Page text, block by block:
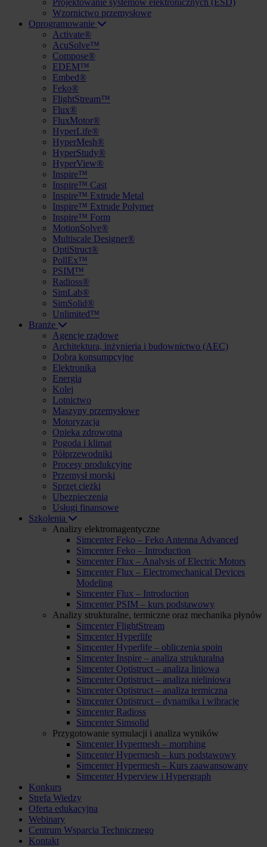
Projektowanie systemów elektronicznych (ESD)
Wzornictwo przemysłowe
Oprogramowanie
Activate®
AcuSolve™
Compose®
EDEM™
Embed®
Feko®
FlightStream™
Flux®
FluxMotor®
HyperLife®
HyperMesh®
HyperStudy®
HyperView®
Inspire™
Inspire™ Cast
Inspire™ Extrude Metal
Inspire™ Extrude Polymer
Inspire™ Form
MotionSolve®
Multiscale Designer®
OptiStruct®
PollEx™
PSIM™
Radioss®
SimLab®
SimSolid®
Unlimited™
Branże
Agencje rządowe
Architektura, inżynieria i budownictwo (AEC)
Dobra konsumpcyjne
Elektronika
Energia
Kolej
Lotnictwo
Maszyny przemysłowe
Motoryzacja
Opieka zdrowotna
Pogoda i klimat
Półprzewodniki
Procesy produkcyjne
Przemysł morski
Sprzęt ciężki
Ubezpieczenia
Usługi finansowe
Szkolenia
Analizy elektromagentyczne
Simcenter Feko – Feko Antenna Advanced
Simcenter Feko – Introduction
Simcenter Flux – Analysis of Electric Motors
Simcenter Flux – Electromechanical Devices
Modeling
Simcenter Flux – Introduction
Simcenter PSIM – kurs podstawowy
Analizy strukturalne, termiczne oraz mechanika płynów
Simcenter FlightStream
Simcenter Hyperlife
Simcenter Hyperlife – obliczenia spoin
Simcenter Inspire – analiza strukturalna
Simcenter Optistruct – analiza liniowa
Simcenter Optistruct – analiza nieliniowa
Simcenter Optistruct – analiza termiczna
Simcenter Optistruct – dynamika i wibracje
Simcenter Radioss
Simcenter Simsolid
Przygotowanie symulacji i analiza wyników
Simcenter Hypermesh – morphing
Simcenter Hypermesh – kurs podstawowy
Simcenter Hypermesh – Kurs zaawansowany
Simcenter Hyperview i Hypergraph
Konkurs
Strefa Wiedzy
Oferta edukacyjna
Webinary
Centrum Wsparcia Technicznego
Kontakt